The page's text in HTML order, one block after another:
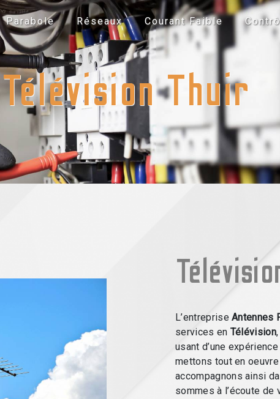
Parabole Réseaux Courant Faible
Télévision Thuir
L’entrepriseAntennes
services en Télévision
usant d’une
mettons tout en
accompagnons ainsi
sommes à l’écoute